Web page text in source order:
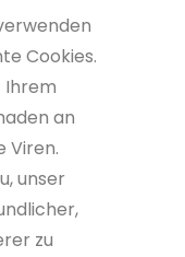
Cookies.
Ihrem
an
Viren.
unser
zu